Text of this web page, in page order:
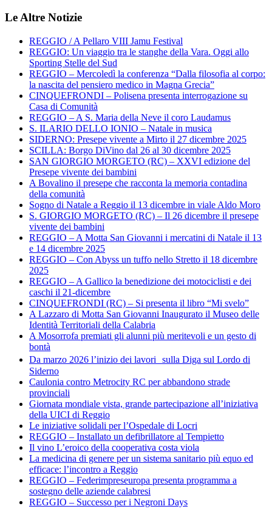
Le Altre Notizie
REGGIO / A Pellaro VIII Jamu Festival
REGGIO: Un viaggio tra le stanghe della Vara. Oggi allo
Sporting Stelle del Sud
REGGIO – Mercoledì la conferenza “Dalla filosofia al corpo:
la nascita del pensiero medico in Magna Grecia”
CINQUEFRONDI – Polisena presenta interrogazione su
Casa di Comunità
REGGIO – A S. Maria della Neve il coro Laudamus
S. ILARIO DELLO IONIO – Natale in musica
SIDERNO: Presepe vivente a Mirto il 27 dicembre 2025
SCILLA: Borgo DiVino dal 26 al 30 dicembre 2025
SAN GIORGIO MORGETO (RC) – XXVI edizione del
Presepe vivente dei bambini
A Bovalino il presepe che racconta la memoria contadina
della comunità
Sogno di Natale a Reggio il 13 dicembre in viale Aldo Moro
S. GIORGIO MORGETO (RC) – Il 26 dicembre il presepe
vivente dei bambini
REGGIO – A Motta San Giovanni i mercatini di Natale il 13
e 14 dicembre 2025
REGGIO – Con Abyss un tuffo nello Stretto il 18 dicembre
2025
REGGIO – A Gallico la benedizione dei motociclisti e dei
caschi il 21-dicembre
CINQUEFRONDI (RC) – Si presenta il libro “Mi svelo”
A Lazzaro di Motta San Giovanni Inaugurato il Museo delle
Identità Territoriali della Calabria
A Mosorrofa premiati gli alunni più meritevoli e un gesto di
bontà
Da marzo 2026 l’inizio dei lavori sulla Diga sul Lordo di
Siderno
Caulonia contro Metrocity RC per abbandono strade
provinciali
Giornata mondiale vista, grande partecipazione all’iniziativa
della UICI di Reggio
Le iniziative solidali per l’Ospedale di Locri
REGGIO – Installato un defibrillatore al Tempietto
Il vino L’eroico della cooperativa costa viola
La medicina di genere per un sistema sanitario più equo ed
efficace: l’incontro a Reggio
REGGIO – Federimpreseuropa presenta programma a
sostegno delle aziende calabresi
REGGIO – Successo per i Negroni Days